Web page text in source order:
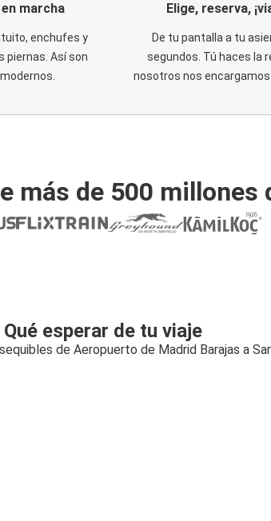
marcha
enchufes y
piernas. Así son
Elige, reserva,
De tu pantalla a tu
segundos. Tú haces la
nosotros nos encargamos
más de 500 millones
Qué esperar de tu viaje
de Aeropuerto de Madrid Barajas a